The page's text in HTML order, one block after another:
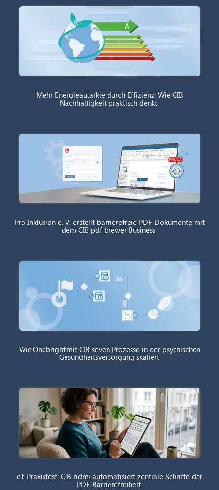
Mehr Energieautarkie durch Effizienz: Wie CIB
Nachhaltigkeit praktisch denkt
Pro Inklusion e. V. erstellt barrierefreie PDF-Dokumente mit
dem CIB pdf brewer Business
Wie Onebright mit CIB seven Prozesse in der psychischen
Gesundheitsversorgung skaliert
c’t-Praxistest: CIB ridmi automatisiert zentrale Schritte der
PDF-Barrierefreiheit